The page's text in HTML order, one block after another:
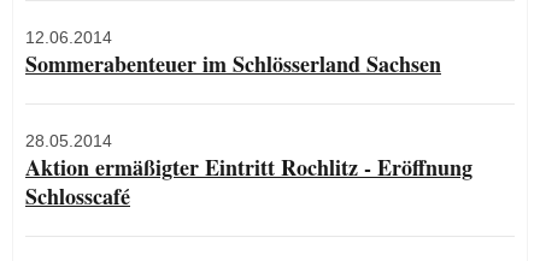
12.06.2014
Sommerabenteuer im Schlösserland Sachsen
28.05.2014
Aktion ermäßigter Eintritt Rochlitz - Eröffnung
Schlosscafé